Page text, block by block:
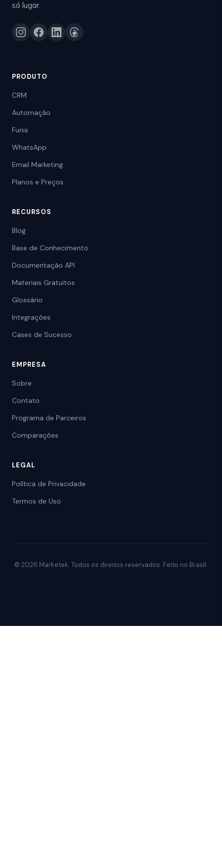
só lugar.
PRODUTO
CRM
Automação
Funis
WhatsApp
Email Marketing
Planos e Preços
RECURSOS
Blog
Base de Conhecimento
Documentação API
Materiais Gratuitos
Glossário
Integrações
Cases de Sucesso
EMPRESA
Sobre
Contato
Programa de Parceiros
Comparações
LEGAL
Política de Privacidade
Termos de Uso
© 2026 Marketek. Todos os direitos reservados. Feito no Brasil.